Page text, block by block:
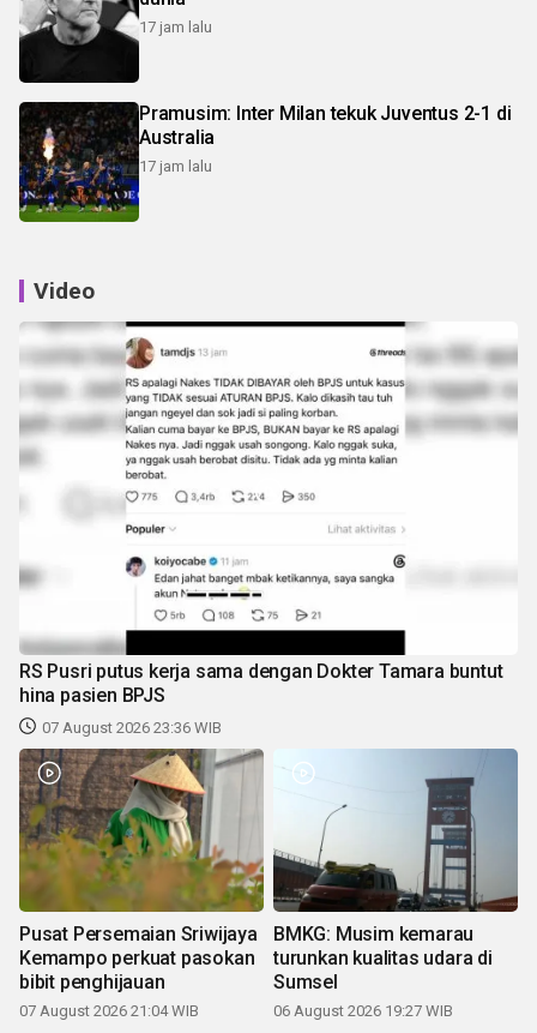
17 jam lalu
Pramusim: Inter Milan tekuk Juventus 2-1 di
Australia
17 jam lalu
Video
RS Pusri putus kerja sama dengan Dokter Tamara buntut
hina pasien BPJS
07 August 2026 23:36 WIB
Pusat Persemaian Sriwijaya
Kemampo perkuat pasokan
bibit penghijauan
07 August 2026 21:04 WIB
BMKG: Musim kemarau
turunkan kualitas udara di
Sumsel
06 August 2026 19:27 WIB